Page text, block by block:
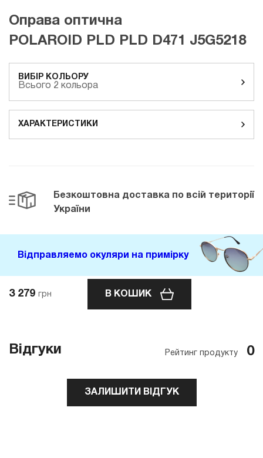
Оправа оптична
POLAROID PLD PLD D471 J5G5218
ВИБІР КОЛЬОРУ
Всього 2 кольора
ХАРАКТЕРИСТИКИ
3 279 грн В КОШИК
Безкоштовна доставка по всій території
України
Відправляемо окуляри на примірку
Відгуки Рейтинг продукту 0
ЗАЛИШИТИ ВІДГУК